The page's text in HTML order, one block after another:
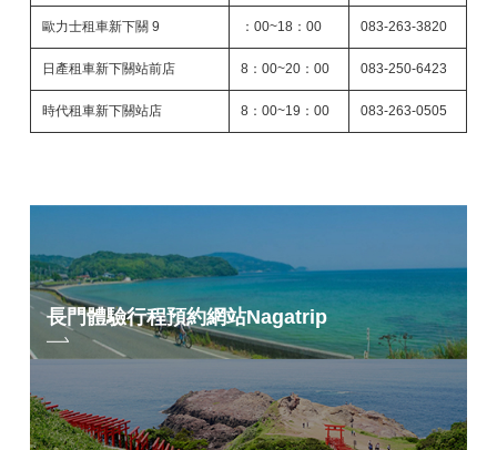
歐力士租車新下關 9 ：00~18：00 083-263-3820
日產租車新下關站前店 8：00~20：00 083-250-6423
時代租車新下關站店 8：00~19：00 083-263-0505
長門體驗行程預約網站Nagatrip